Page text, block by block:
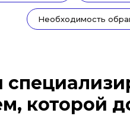
Необходимость
которой